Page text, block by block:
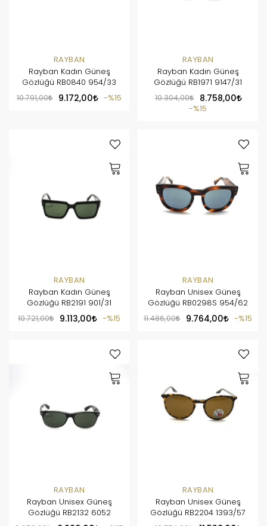
RAYBAN
Rayban Kadın Güneş
Gözlüğü RB0840 954/33
10.791,00
9.172,00 %15
RAYBAN
Rayban Kadın Güneş
Gözlüğü RB1971 9147/31
10.304,00
8.758,00
%15
RAYBAN
Rayban Kadın Güneş
Gözlüğü RB2191 901/31
10.721,00
9.113,00 %15
RAYBAN
Rayban Unisex Güneş
Gözlüğü RB0298S 954/62
11.486,00
9.764,00 %15
RAYBAN
Rayban Unisex Güneş
Gözlüğü RB2132 6052
RAYBAN
Rayban Unisex Güneş
Gözlüğü RB2204 1393/57